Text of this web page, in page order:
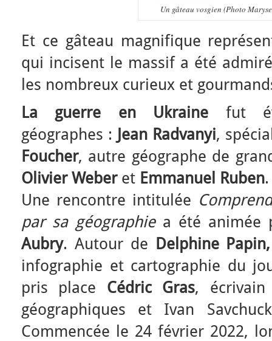
Un gâteau vosgien (Photo
Et ce gâteau magnifique
qui incisent le massif a été
les nombreux curieux et
La guerre en Ukraine fut
géographes : Jean Radvanyi,
Foucher, autre géographe de
Olivier Weberet Emmanuel Ruben.
Une rencontre intitulée
par sa géographiea été animée
Aubry. Autour de Delphine Papin,
infographie et cartographie du
pris place Cédric Gras,
géographiques et Ivan
Commencée le 24 février 2022,